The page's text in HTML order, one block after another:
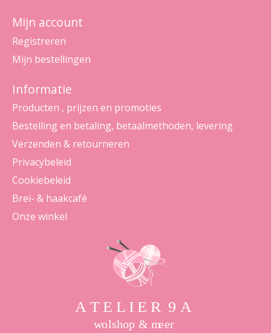
Mijn account
Registreren
Mijn bestellingen
Informatie
Producten , prijzen en promoties
Bestelling en betaling, betaalmethoden, levering
Verzenden & retourneren
Privacybeleid
Cookiebeleid
Brei- & haakcafé
Onze winkel